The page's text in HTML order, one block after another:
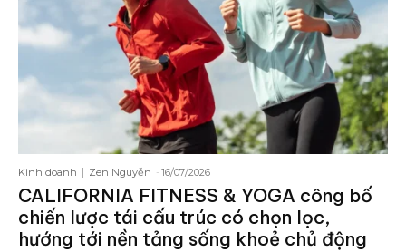
Kinh doanh Zen Nguyễn - 16/07/2026
CALIFORNIA FITNESS & YOGA công bố
chiến lược tái cấu trúc có chọn lọc,
hướng tới nền tảng sống khoẻ chủ động